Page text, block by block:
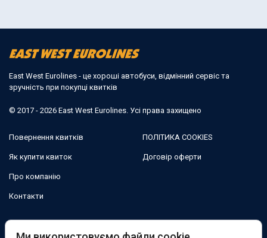
East West Eurolines - це хороші автобуси, відмінний сервіс та
зручність при покупці квитків
© 2017 - 2026 East West Eurolines. Усі права захищено
Повернення квитків
Як купити квиток
Про компанію
Контакти
ПОЛІТИКА COOKIES
Договір оферти